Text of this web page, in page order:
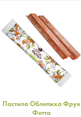
Пастила Облепиха Фрук
Фетта